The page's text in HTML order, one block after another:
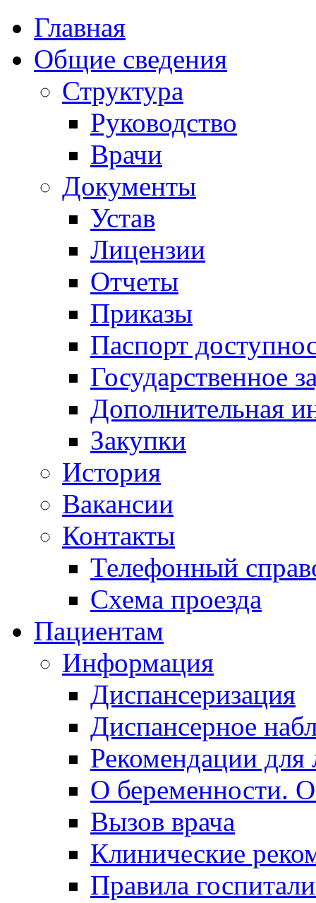
Главная
Общие сведения
Структура
Руководство
Врачи
Документы
Устав
Лицензии
Отчеты
Приказы
Паспорт
Государственное
Дополнительная
Закупки
История
Вакансии
Контакты
Телефонный
Схема проезда
Пациентам
Информация
Диспансеризация
Диспансерное
Рекомендации для
О беременности.
Вызов врача
Клинические
Правила